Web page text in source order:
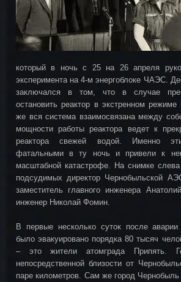
который в ночь с 25 на 26 апреля
эксперимента на 4-м энергоблоке ЧАЭС.
заключался в том, что в случае
остановить реактор в экстренном
же вся система взаимосвязана между
мощности работы реактора ведет к
реактора свежей водой. Именно
фатальными в ту ночь и привели к
масштабной катастрофе. На снимке
подсудимых директор Чернобыльской
заместитель главного инженера
инженер Николай Фомин.
В первые несколько суток после
было эвакуировано порядка 80 тысяч
– это жители атомграда Припять.
непосредственной близости от
паре километров. Сам же город Чернобыль